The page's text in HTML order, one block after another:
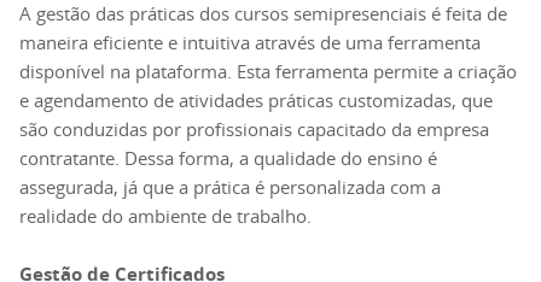
A gestão das práticas dos cursos semipresenciais é feita de
maneira eficiente e intuitiva através de uma ferramenta
disponível na plataforma. Esta ferramenta permite a criação
e agendamento de atividades práticas customizadas, que
são conduzidas por profissionais capacitado da empresa
contratante. Dessa forma, a qualidade do ensino é
assegurada, já que a prática é personalizada com a
realidade do ambiente de trabalho.
Gestão de Certificados